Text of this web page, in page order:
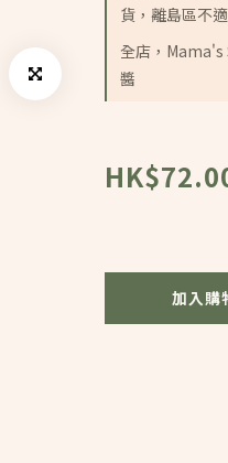
貨，離島區不
全店，Mama's
醬
加入購